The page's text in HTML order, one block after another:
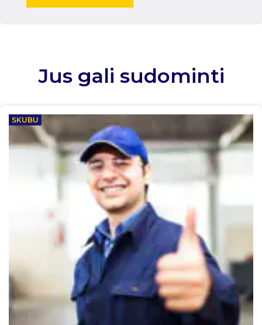
Jus gali sudominti
SKUBU